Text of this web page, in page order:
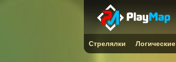
Стрелялки Логические